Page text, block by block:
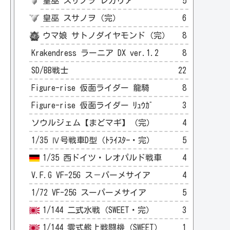
皇巫 スサノヲ（完） 6
ウマ娘 サトノダイヤモンド（完） 8
Krakendress ラーニア DX ver.1.2 8
SD/BB戦士 22
Figure-rise 仮面ライダー 龍騎 8
Figure-rise 仮面ライダー ﾘｭｳｶﾞ 3
ソウルジェム【まどマギ】（完） 4
1/35 Ⅳ号戦車D型（ﾄﾗｲｽﾀｰ・完） 5
1/35 西ドイツ・レオパルド戦車 4
V.F.G VF-25G ス－パーメサイア 4
1/72 VF-25G スーパーメサイア 5
1/144 二式水戦（SWEET・完） 3
1/144 零式艦上戦闘機（SWEET） 1